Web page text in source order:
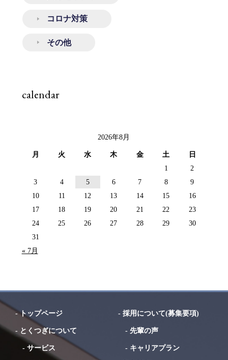
コロナ対策
その他
calendar
2026年8月
月 火 水 木 金 土
日
1
2
3
4 5 6 7 8
9
10
11 12 13 14 15
16
17
18 19 20 21 22
23
24
25 26 27 28 29
30
31
« 7月
-トップページ
- とくつぎについて
-サービス
-採用について(募集要項)
-先輩の声
- キャリアプラン